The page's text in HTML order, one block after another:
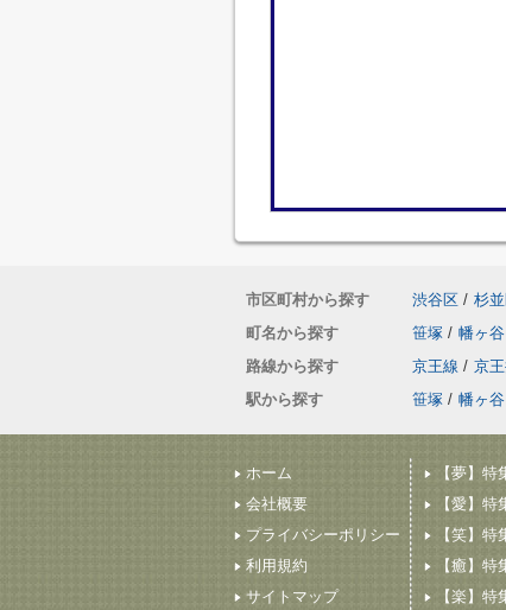
市区町村から探す 渋谷区 / 杉
町名から探す
笹塚 / 幡ヶ谷
路線から探す
京王線 / 京
駅から探す
笹塚 / 幡ヶ谷
ホーム
会社概要
プライバシーポリシー
利用規約
サイトマップ
【夢】特
【愛】特
【笑】特
【癒】特
【楽】特